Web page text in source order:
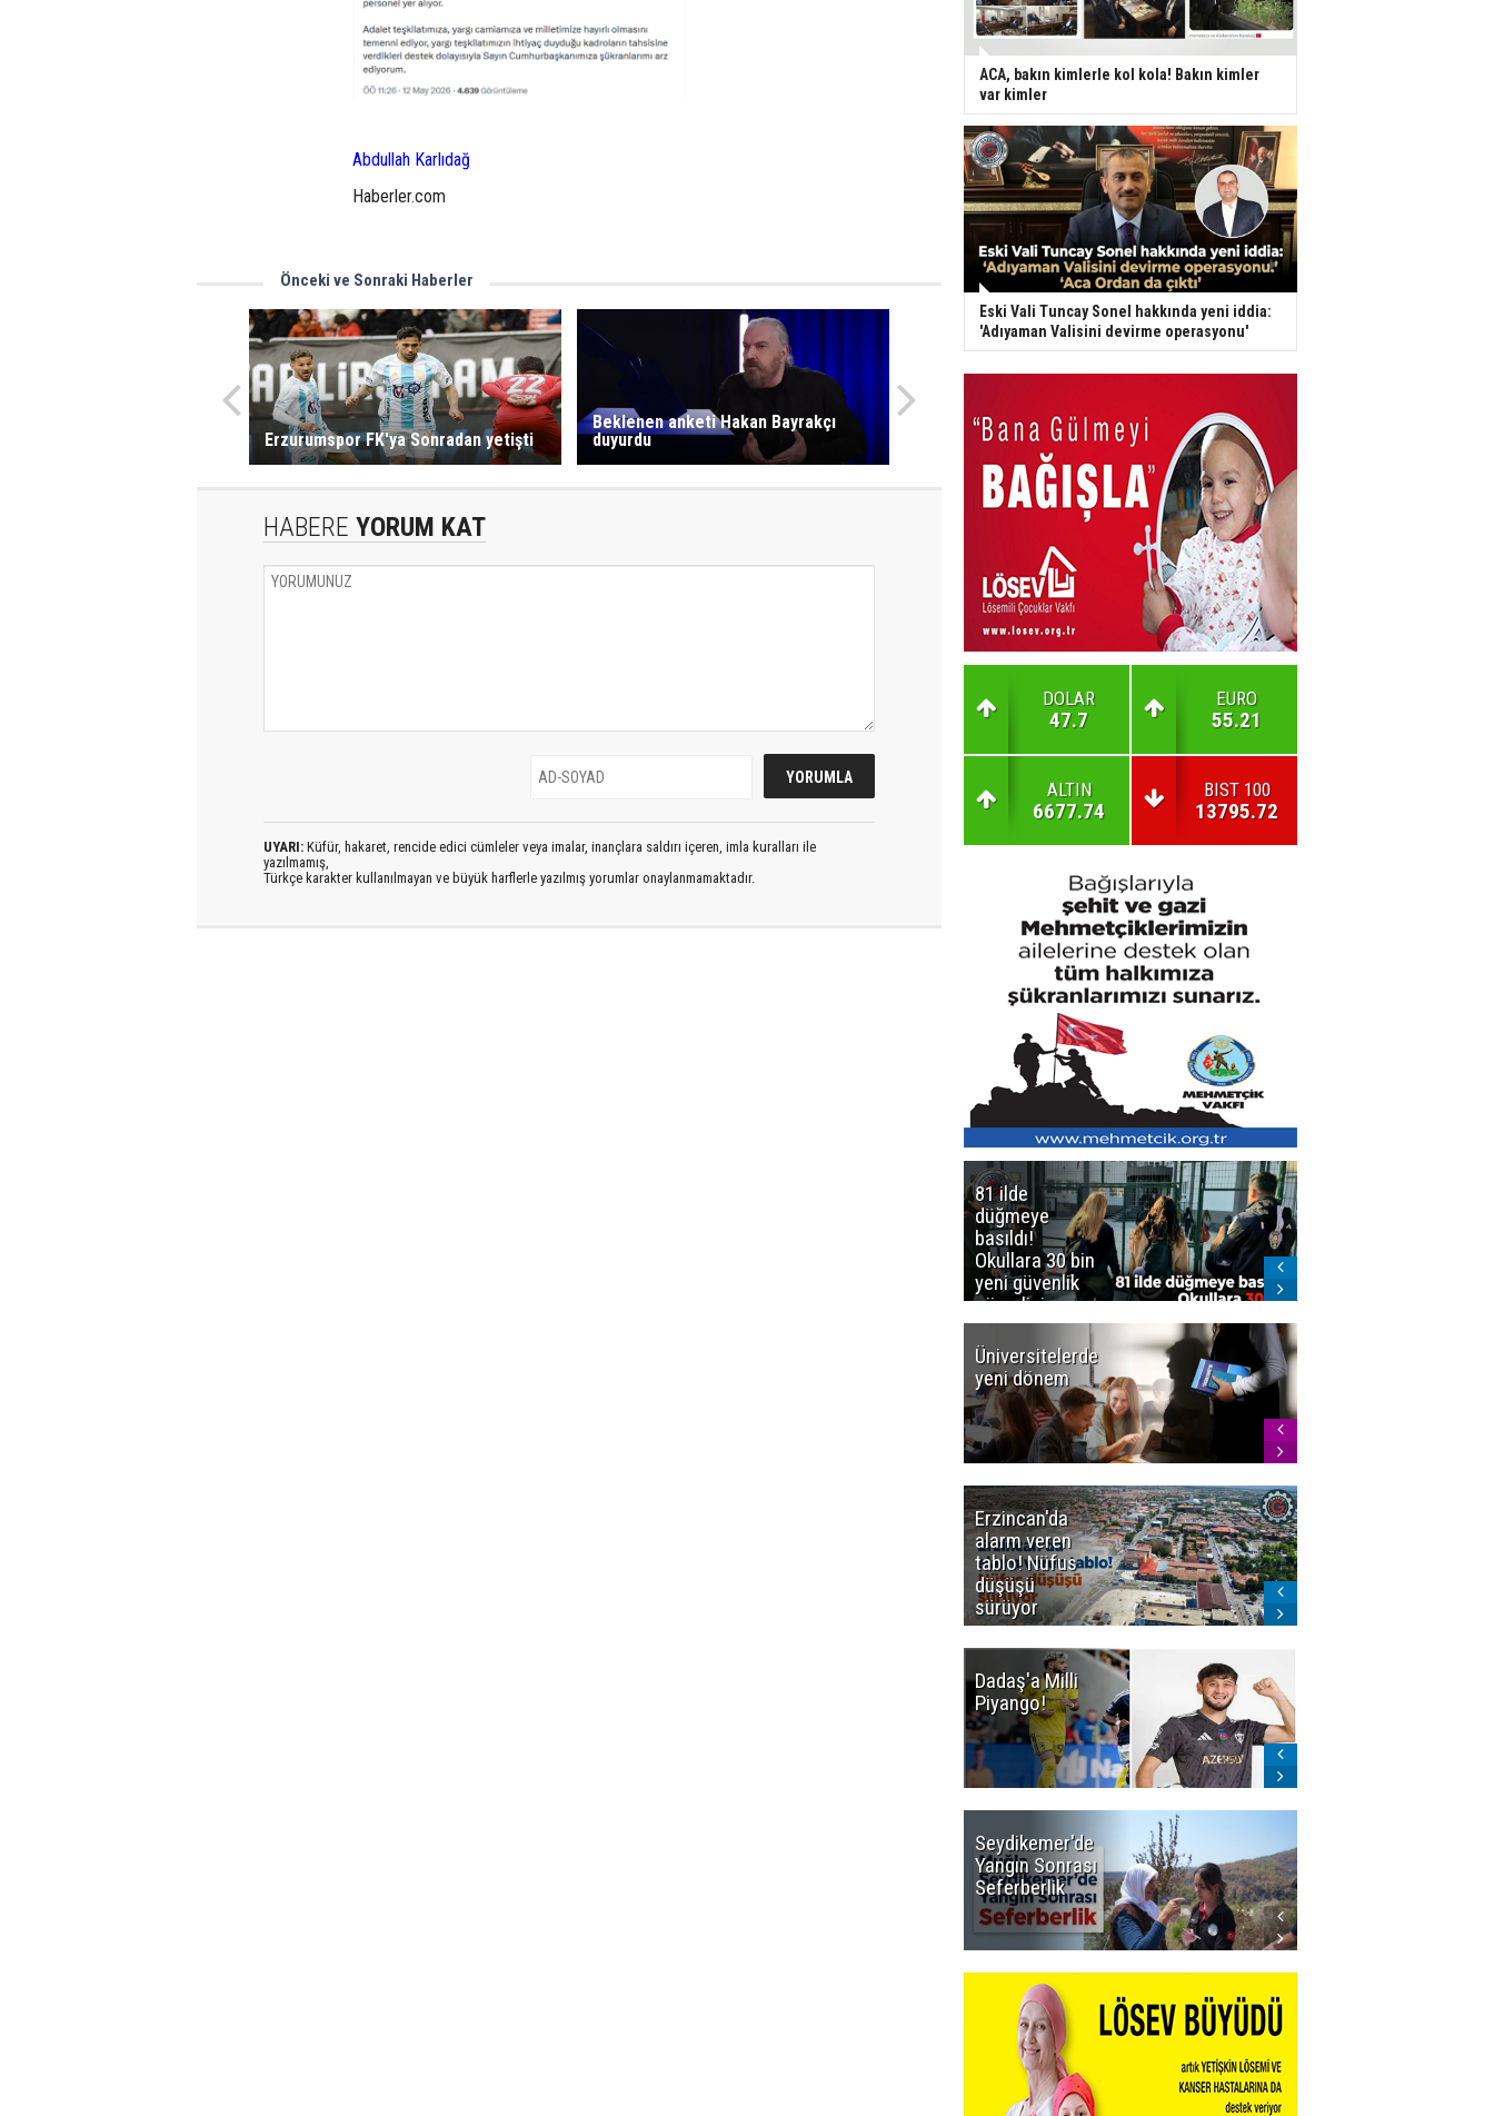
Abdullah Karlıdağ
Haberler.com
Önceki ve Sonraki Haberler
Erzurumspor FK'ya Sonradan yetişti
Beklenen anketi Hakan Bayrakçı
duyurdu
HABERE YORUM KAT
UYARI: Küfür, hakaret, rencide edici cümleler veya imalar, inançlara saldırı içeren, imla kuralları ile
yazılmamış,
Türkçe karakter kullanılmayan ve büyük harflerle yazılmış yorumlar onaylanmamaktadır.
ACA, bakın kimlerle kol kola! Bakın kimler
var kimler
Eski Vali Tuncay Sonel hakkında yeni iddia:
'Adıyaman Valisini devirme operasyonu'
DOLAR
47.7
EURO
55.21
ALTIN
6677.74
BIST 100
13795.72
81 ilde
düğmeye
basıldı!
Okullara 30 bin
yeni güvenlik
görevlisi
Üniversitelerde
yeni dönem
Erzincan'da
alarm veren
tablo! Nüfus
düşüşü
sürüyor
Dadaş'a Milli
Piyango!
Seydikemer'de
Yangın Sonrası
Seferberlik